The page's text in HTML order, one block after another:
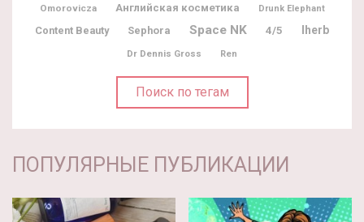
Omorovicza Английская косметика Drunk Elephant
Content Beauty Sephora Space NK 4/5 Iherb
Dr Dennis Gross Ren
Поиск по тегам
ПОПУЛЯРНЫЕ ПУБЛИКАЦИИ